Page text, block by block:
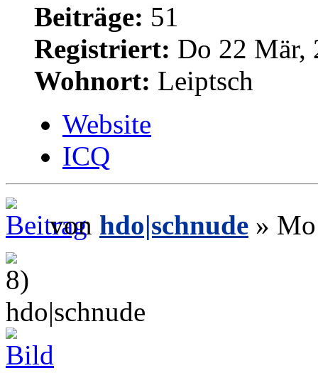
Beiträge: 51
Registriert: Do 22 Mär,
Wohnort: Leiptsch
Website
ICQ
von hdo|schnude »
hdo|schnude